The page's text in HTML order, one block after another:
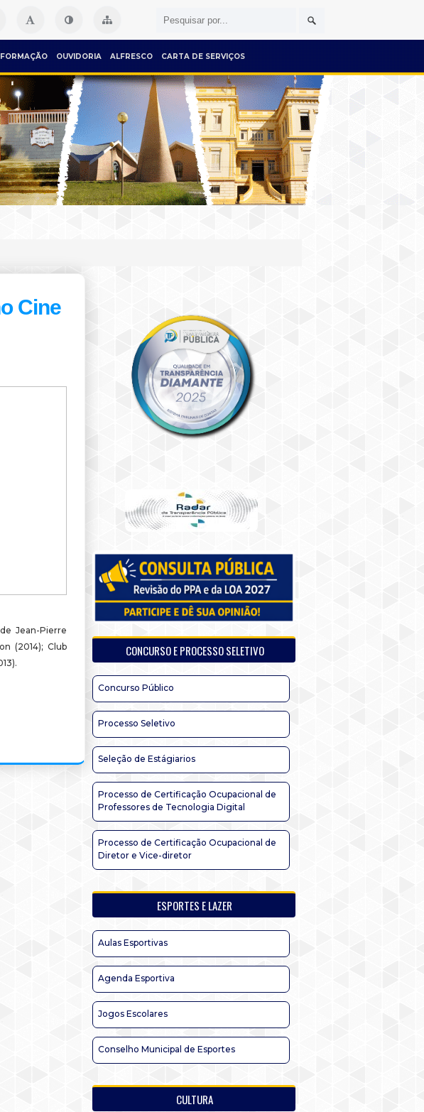
OUVIDORIA ALFRESCO CARTA DE SERVIÇOS
Cine
Jean-Pierre
(2014); Club
CONCURSO E PROCESSO SELETIVO
Concurso Público
Processo Seletivo
Seleção de Estágiarios
Processo de Certificação Ocupacional de
Professores de Tecnologia Digital
Processo de Certificação Ocupacional de
Diretor e Vice-diretor
ESPORTES E LAZER
Aulas Esportivas
Agenda Esportiva
Jogos Escolares
Conselho Municipal de Esportes
CULTURA